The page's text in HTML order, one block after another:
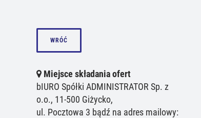
WRÓĆ
Miejsce składania ofert
bIURO Spółki ADMINISTRATOR Sp. z
o.o., 11-500 Giżycko,
ul. Pocztowa 3 bądź na adres mailowy: